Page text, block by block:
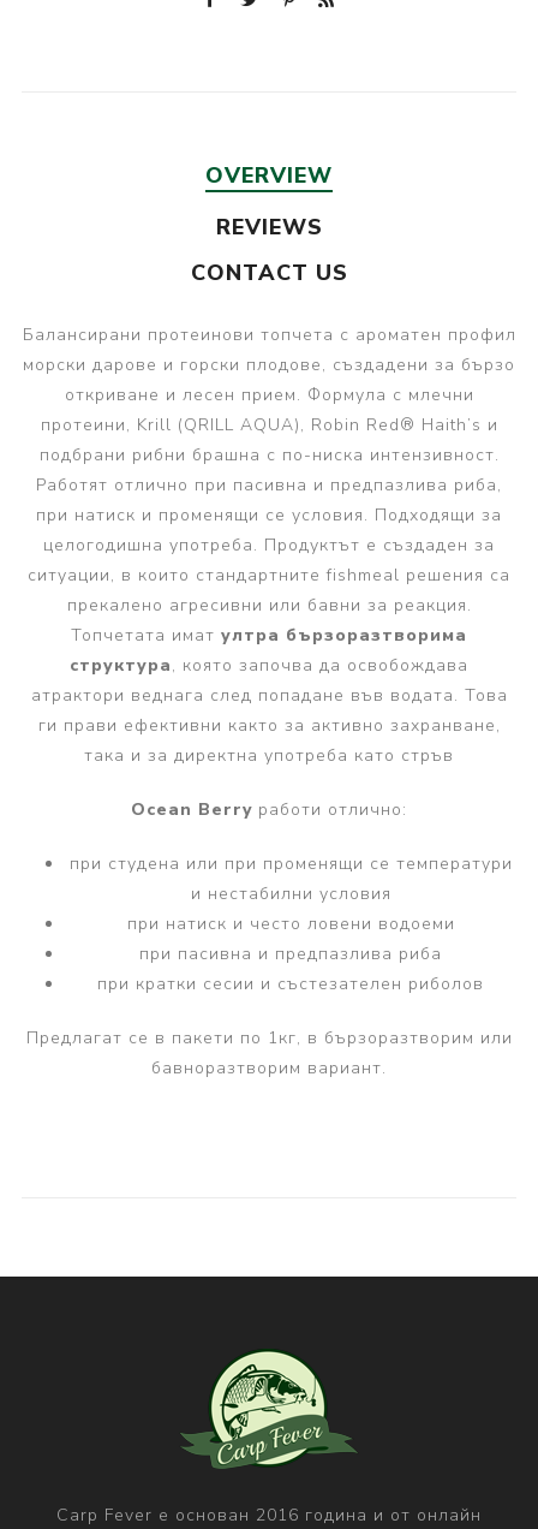
OVERVIEW
REVIEWS
CONTACT US
Балансирани протеинови топчета с ароматен профил
морски дарове и горски плодове, създадени за бързо
откриване и лесен прием. Формула с млечни
протеини, Krill (QRILL AQUA), Robin Red® Haith’s и
подбрани рибни брашна с по-ниска интензивност.
Работят отлично при пасивна и предпазлива риба,
при натиск и променящи се условия. Подходящи за
целогодишна употреба. Продуктът е създаден за
ситуации, в които стандартните fishmeal решения са
прекалено агресивни или бавни за реакция.
Топчетата имат ултра бързоразтворима
структура, която започва да освобождава
атрактори веднага след попадане във водата. Това
ги прави ефективни както за активно захранване,
така и за директна употреба като стръв
Ocean Berry работи отлично:
при студена или при променящи се температури
и нестабилни условия
при натиск и често ловени водоеми
при пасивна и предпазлива риба
при кратки сесии и състезателен риболов
Предлагат се в пакети по 1кг, в бързоразтворим или
бавноразтворим вариант.
Carp Fever е основан 2016 година и от онлайн